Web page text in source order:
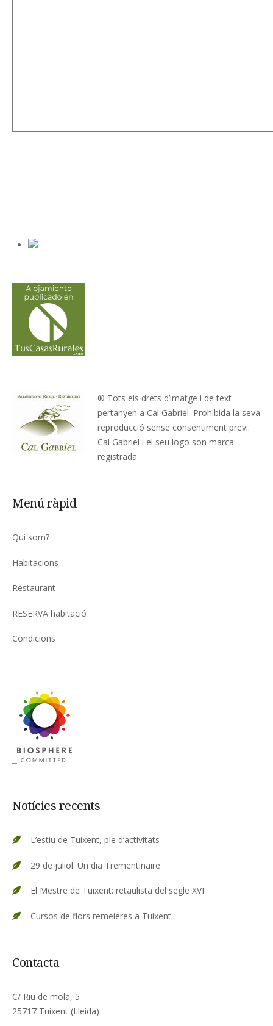
® Tots els drets d’imatge i de text
pertanyen a Cal Gabriel. Prohibida la seva
reproducció sense consentiment previ.
Cal Gabriel i el seu logo son marca
registrada.
Menú ràpid
Qui som?
Habitacions
Restaurant
RESERVA habitació
Condicions
Notícies recents
L’estiu de Tuixent, ple d’activitats
29 de juliol: Un dia Trementinaire
El Mestre de Tuixent: retaulista del segle XVI
Cursos de flors remeieres a Tuixent
Contacta
C/ Riu de mola, 5
25717 Tuixent (Lleida)